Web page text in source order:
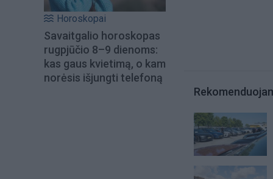
Horoskopai
Savaitgalio horoskopas
rugpjūčio 8–9 dienoms:
kas gaus kvietimą, o kam
norėsis išjungti telefoną